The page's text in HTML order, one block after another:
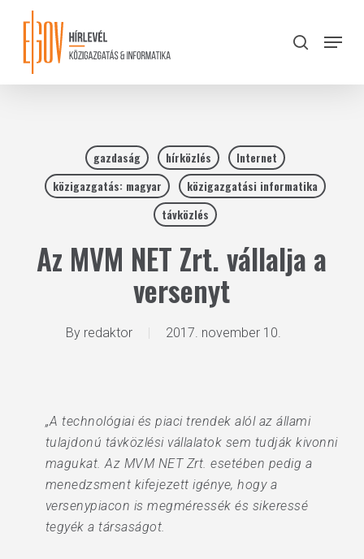
content
search
Menu
gazdaság hírközlés
Internet
közigazgatás: magyar
közigazgatási informatika
távközlés
Az MVM NET Zrt. vállalja a
versenyt
By redaktor 2017. november 10.
„A technológiai és piaci trendek alól az állami
tulajdonú távközlési vállalatok sem tudják kivonni
magukat. Az MVM NET Zrt. esetében pedig a
menedzsment kifejezett igénye, hogy a
versenypiacon is megméressék és sikeressé
tegyék a társaságot.
Close